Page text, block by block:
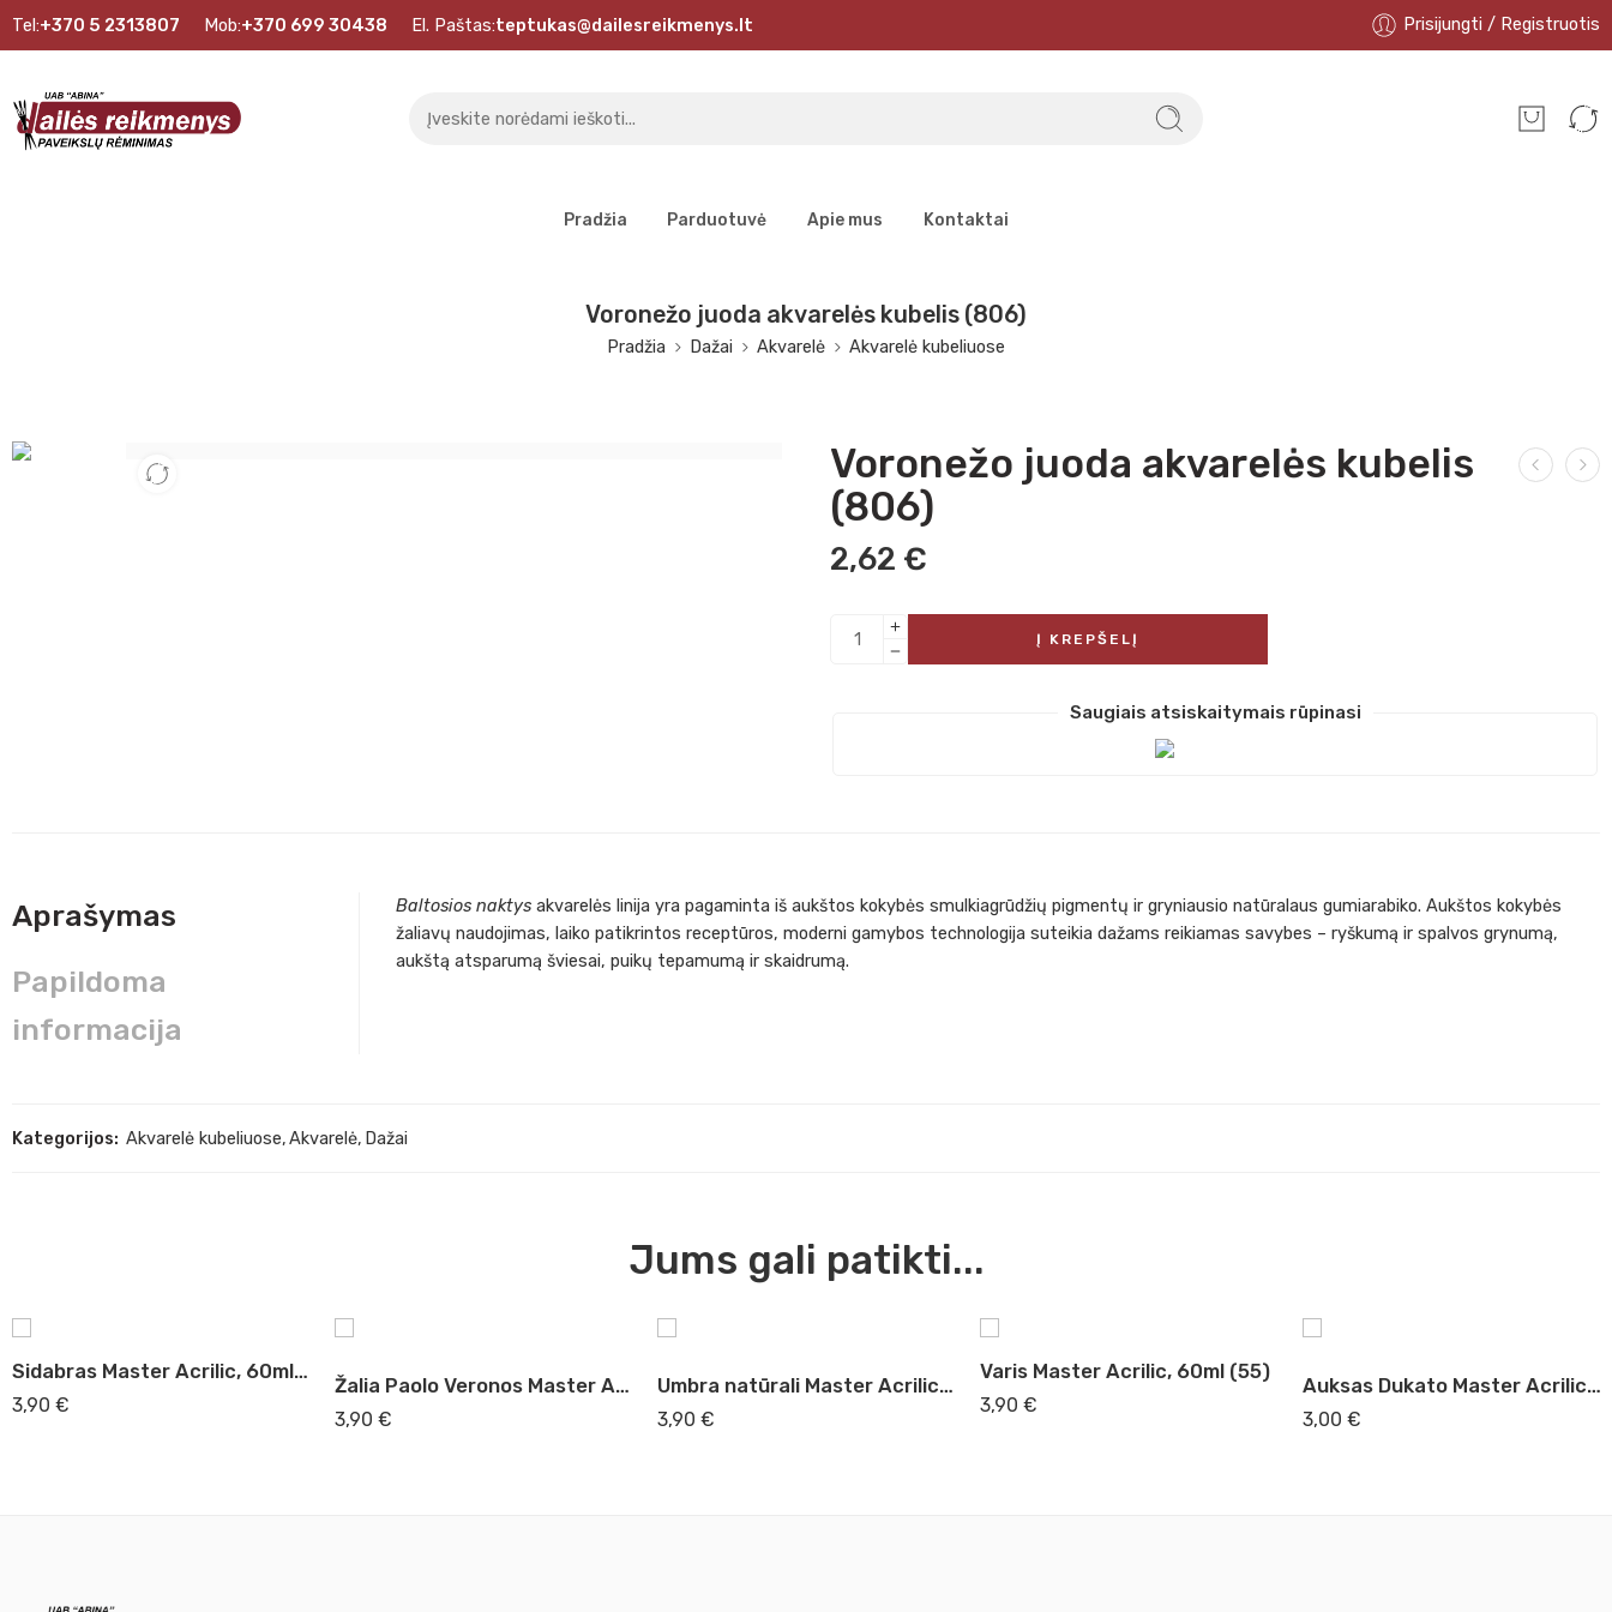
Tel:+370 5 2313807 Mob:+370 699 30438 El. Paštas:teptukas@dailesreikmenys.lt Prisijungti / Registruotis
Pradžia Parduotuvė Apie mus Kontaktai
Voronežo juoda akvarelės kubelis (806)
Pradžia Dažai Akvarelė Akvarelė kubeliuose
Voronežo juoda akvarelės kubelis
(806)
2,62 €
Į KREPŠELĮ
Saugiais atsiskaitymais rūpinasi
Aprašymas
Papildoma
informacija
Baltosios naktys akvarelės linija yra pagaminta iš aukštos kokybės smulkiagrūdžių pigmentų ir gryniausio natūralaus gumiarabiko. Aukštos kokybės
žaliavų naudojimas, laiko patikrintos receptūros, moderni gamybos technologija suteikia dažams reikiamas savybes – ryškumą ir spalvos grynumą,
aukštą atsparumą šviesai, puikų tepamumą ir skaidrumą.
Kategorijos: Akvarelė kubeliuose,Akvarelė, Dažai
Jums gali patikti...
Sidabras Master Acrilic, 60ml (51)
3,90 €
Žalia Paolo Veronos Master Acrilic, 60ml (33)
3,90 €
Umbra natūrali Master Acrilic, 60ml (45)
3,90 €
Varis Master Acrilic, 60ml (55)
3,90 €
Auksas Dukato Master Acrilic, 60ml (54)
3,00 €